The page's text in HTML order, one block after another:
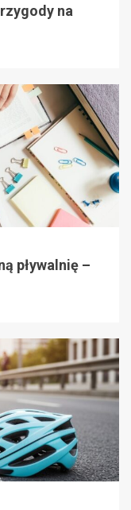
na
pływalnię –